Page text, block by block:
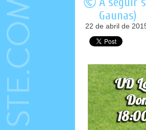
Gaunas)
22 de abril de